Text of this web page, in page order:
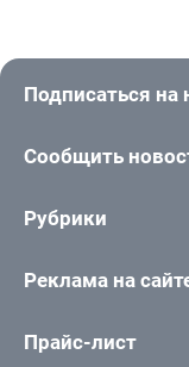
Подписаться на
Сообщить
Рубрики
Реклама на
Прайс-лист